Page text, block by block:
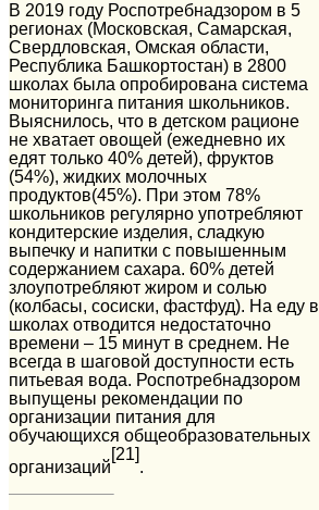
В 2019 году Роспотребнадзором в 5
регионах (Московская, Самарская,
Свердловская, Омская области,
Республика Башкортостан) в 2800
школах была опробирована система
мониторинга питания школьников.
Выяснилось, что в детском рационе
не хватает овощей (ежедневно их
едят только 40% детей), фруктов
(54%), жидких молочных
продуктов(45%). При этом 78%
школьников регулярно употребляют
кондитерские изделия, сладкую
выпечку и напитки с повышенным
содержанием сахара. 60% детей
злоупотребляют жиром и солью
(колбасы, сосиски, фастфуд). На еду в
школах отводится недостаточно
времени – 15 минут в среднем. Не
всегда в шаговой доступности есть
питьевая вода. Роспотребнадзором
выпущены рекомендации по
организации питания для
обучающихся общеобразовательных
организаций
[21]
.